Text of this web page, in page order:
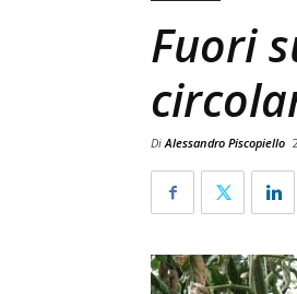
Fuori
DiAlessandro Piscopiello